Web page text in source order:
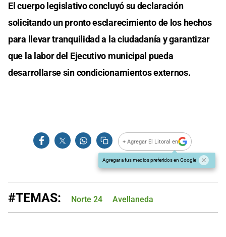
El cuerpo legislativo concluyó su declaración
solicitando un pronto esclarecimiento de los hechos
para llevar tranquilidad a la ciudadanía y garantizar
que la labor del Ejecutivo municipal pueda
desarrollarse sin condicionamientos externos.
+ Agregar El Litoral en
Agregar a tus medios preferidos en Google
#TEMAS: Norte 24 Avellaneda